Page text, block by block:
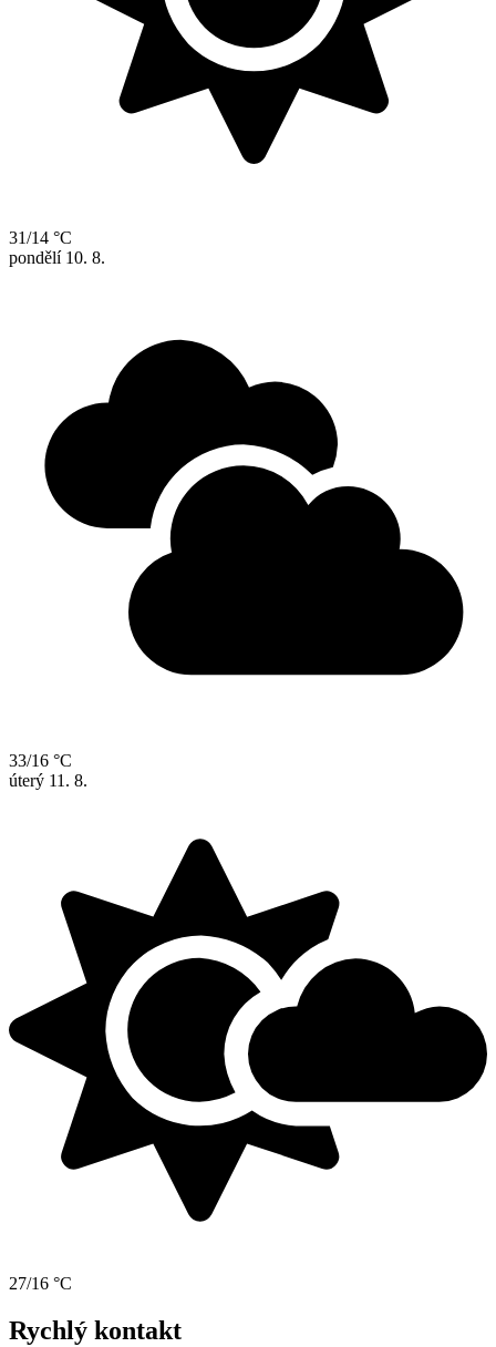
31/14 °C
pondělí 10. 8.
33/16 °C
úterý 11. 8.
27/16 °C
Rychlý kontakt